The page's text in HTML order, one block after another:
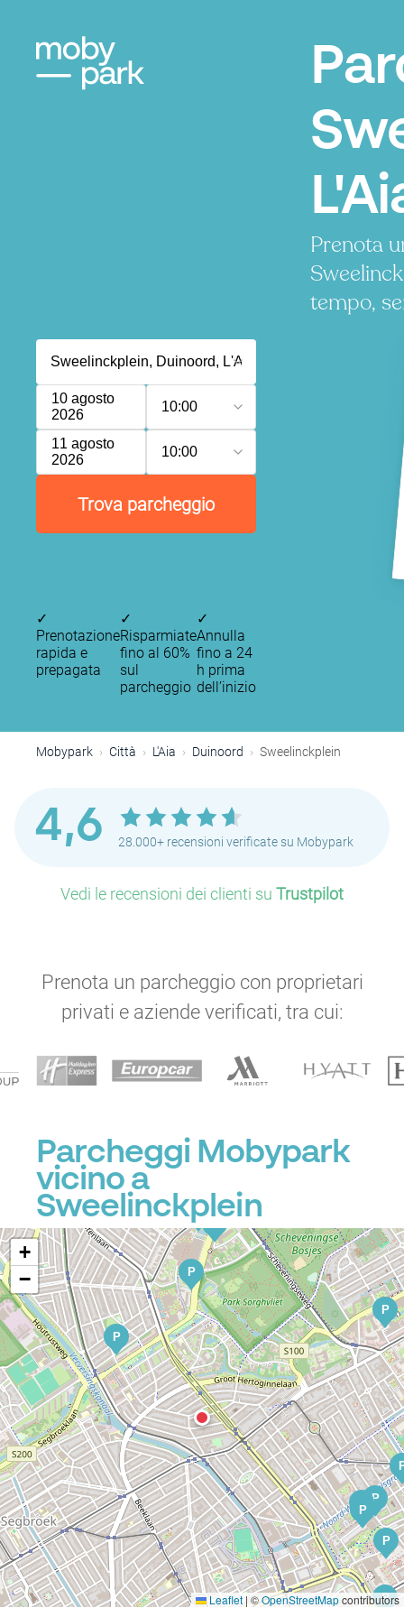
Prenota
tempo,
10 agosto
2026
10:00
11 agosto
2026
10:00
Trova parcheggio
✓
Prenotazione
rapida e
prepagata
✓
Risparmiate
fino al 60%
sul
parcheggio
✓
Annulla
fino a 24
h prima
dell’inizio
Mobypark Città L'Aia Duinoord Sweelinckplein
4,6 28.000+ recensioni verificate su Mobypark
Vedi le recensioni dei clienti su Trustpilot
Prenota un parcheggio con proprietari
privati e aziende verificati, tra cui:
Parcheggi Mobypark
vicino a
Sweelinckplein
P
P
P
P
P
P
P
P
P
P
P
+
−
Leaflet | ©OpenStreetMapcontributors